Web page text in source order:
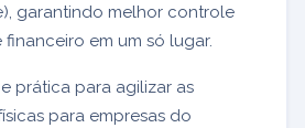
garantindo melhor controle
financeiro em um só lugar.
prática para agilizar as
para empresas do